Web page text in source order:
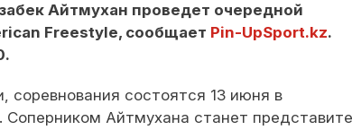
Айтмухан проведет очередной
Freestyle, сообщает Pin-UpSport.kz.
соревнования состоятся 13 июня в
Айтмухана станет